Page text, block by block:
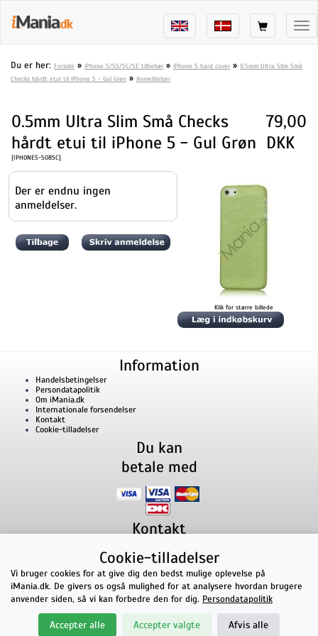
Du er her: Forside » iPhone 5/5S/5C/SE tilbehør » iPhone 5 hard cover » 0.5mm Ultra Slim Små
Checks hårdt etui til iPhone 5 - Gul Grøn » Anmeldelser
0.5mm Ultra Slim Små Checks
hårdt etui til iPhone 5 - Gul Grøn
[IPHONE5-5085C]
79,00
DKK
Der er endnu ingen
anmeldelser.
Klik for større billede
Information
Handelsbetingelser
Persondatapolitik
Om iMania.dk
Internationale forsendelser
Kontakt
Cookie-tilladelser
Du kan
betale med
Kontakt
Lillevorde Kær 29280 Storvorde
CVR nummer: 33182805 | E-mail: kontakt@imania.dk
Telefon:+45 23618990
Topkarakter hos kunderne!
på Facebook
Cookie-tilladelser
Vi bruger cookies for at give dig den bedst mulige oplevelse på
iMania.dk. De givers os også mulighed for at analysere hvordan brugere
anvender siden, så vi kan forbedre den for dig. Persondatapolitik
Accepter alle Accepter valgte Afvis alle